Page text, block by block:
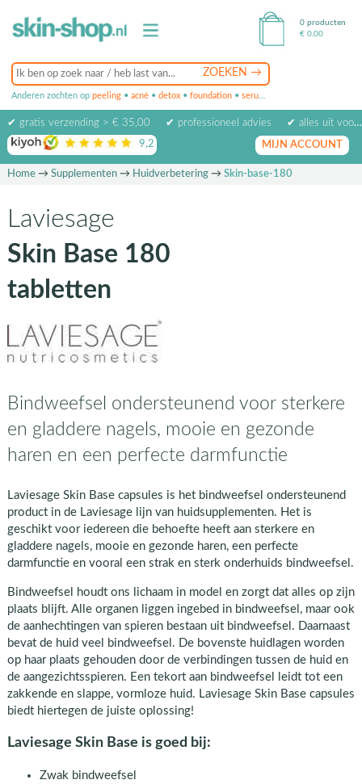
Anderen zochten op peeling • acné • detox • foundation • serum
0 producten
€ 0,00
✔ gratis verzending > € 35,00 ✔ professioneel advies
✔ alles uit voorraad leverbaar
9,2 op basis van beoordelingen
MIJN ACCOUNT
Home→ Supplementen→ Huidverbetering→ Skin-base-180
Laviesage
Skin Base 180
tabletten
Bindweefsel ondersteunend voor sterkere
en gladdere nagels, mooie en gezonde
haren en een perfecte darmfunctie
Laviesage Skin Base capsules is het bindweefsel ondersteunend
product in de Laviesage lijn van huidsupplementen. Het is
geschikt voor iedereen die behoefte heeft aan sterkere en
gladdere nagels, mooie en gezonde haren, een perfecte
darmfunctie en vooral een strak en sterk onderhuids bindweefsel.
Bindweefsel houdt ons lichaam in model en zorgt dat alles op zijn
plaats blijft. Alle organen liggen ingebed in bindweefsel, maar ook
de aanhechtingen van spieren bestaan uit bindweefsel. Daarnaast
bevat de huid veel bindweefsel. De bovenste huidlagen worden
op haar plaats gehouden door de verbindingen tussen de huid en
de aangezichtsspieren. Een tekort aan bindweefsel leidt tot een
zakkende en slappe, vormloze huid. Laviesage Skin Base capsules
biedt hiertegen de juiste oplossing!
Laviesage Skin Base is goed bij:
Zwak bindweefsel